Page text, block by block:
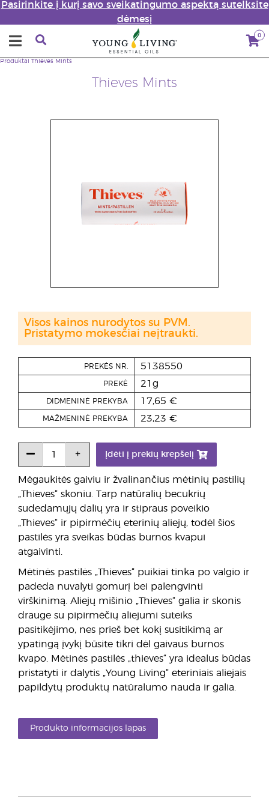
Pasirinkite į kurį savo sveikatingumo aspektą sutelksite
dėmesį
0
Thieves Mints
Produktai Thieves Mints
Mėgaukitės gaiviu ir žvalinančius mėtinių pastilių
„Thieves“ skoniu. Tarp natūralių becukrių
sudedamųjų dalių yra ir stipraus poveikio
„Thieves“ ir pipirmėčių eterinių aliejų, todėl šios
pastilės yra sveikas būdas burnos kvapui
atgaivinti.
Mėtinės pastilės „Thieves“ puikiai tinka po valgio ir
padeda nuvalyti gomurį bei palengvinti
virškinimą. Aliejų mišinio „Thieves“ galia ir skonis
drauge su pipirmėčių aliejumi suteiks
pasitikėjimo, nes prieš bet kokį susitikimą ar
ypatingą įvykį būsite tikri dėl gaivaus burnos
kvapo. Mėtinės pastilės „thieves“ yra idealus būdas
pristatyti ir dalytis „Young Living“ eteriniais aliejais
papildytų produktų natūralumo nauda ir galia.
Produkto informacijos lapas
PREKĖS NR. 5138550
PREKĖ 21g
DIDMENINĖ PREKYBA 17,65 €
MAŽMENINĖ PREKYBA 23,23 €
Įdėti į prekių krepšelį
Visos kainos nurodytos su PVM.
Pristatymo mokesčiai neįtraukti.